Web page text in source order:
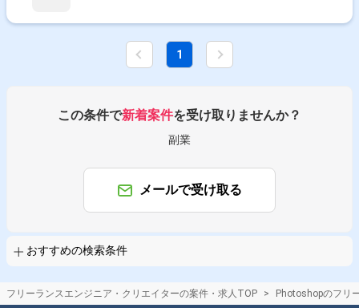
し、静的コーディングを行っております。 JavaScriptは補助的に使用可能
であれば大歓迎です。 多くの場合にはMovable Type を使用しておりま
けるかと存じます。 ▼求める人物像 ・課題を自分ごとと捉え、主体的・
能動的に課題解決に向けて行動できる方 ・スピード感を意識しながら、自
ら着手し業務を行える方 ・変化を楽しみ、前向きに捉えられる方 ・既成
概念や慣習に捉われず、目的に向かって柔軟に物事を考えることができる
環境 Movable Type / gulp.js / Grunt CMS：Movabletypeクラウド版（本
番、テストの2環境） ローカル環境：gulp、Grunt バージョン管理：
境仕様やサイトの仕様など最低限のドキュメントは有り。 ※要確認※ スキ
行うか） 自社サービスの集客に関わるバナー広告 / LP / チラシ ※チラシの
ンにご相談させてください。 ▼制作のフロー ・バナー作成などの作業は
弊社マーケターと直接連携しながら行っていただきます。 ・LP作成につい
1
この条件で新着案件を受け取りませんか？
副業
メールで受け取る
おすすめの検索条件
フリーランスエンジニア・クリエイターの案件・求人TOP Photoshopのフリ